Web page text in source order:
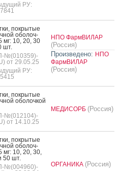
РУ:
пок­ры­тые
обо­лоч­
мг: 10, 20, 30
шт.
№(010359)-
от 29.05.25
РУ:
НПО ФармВИЛАР
(Россия)
Произведено: НПО
ФармВИЛАР
(Россия)
пок­ры­тые
обо­лоч­кой
№(012104)-
от 14.10.25
МЕДИСОРБ (Россия)
пок­ры­тые
обо­лоч­
мг: 10, 20, 30,
50 шт.
№(004960)-
ОРГАНИКА (Россия)